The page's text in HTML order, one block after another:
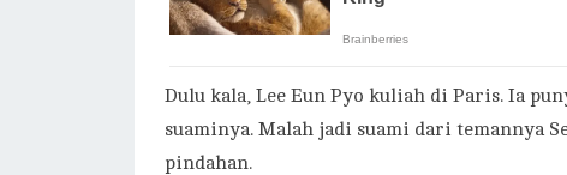
Dulu kala, Lee Eun Pyo kuliah di Paris. Ia
suaminya. Malah jadi suami dari temannya
pindahan.